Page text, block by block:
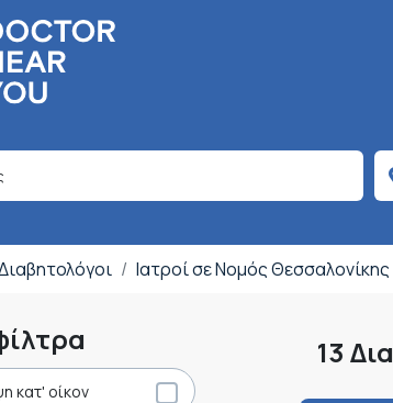
Ιατροί σε Νομός Θεσσαλονίκης
κατ' οίκον
13